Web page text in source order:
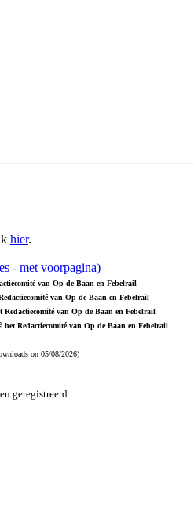
hier.
- met voorpagina)
van Op de Baan en Febelrail
van Op de Baan en Febelrail
Redactiecomité van Op de Baan en Febelrail
het Redactiecomité van Op de Baan en Febelrail
on 05/08/2026)
geregistreerd.